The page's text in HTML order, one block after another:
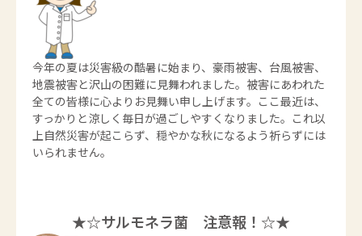
今年の夏は災害級の酷暑に始まり、豪雨被害、台風被害、
地震被害と沢山の困難に見舞われました。被害にあわれた
全ての皆様に心よりお見舞い申し上げます。ここ最近は、
すっかりと涼しく毎日が過ごしやすくなりました。これ以
上自然災害が起こらず、穏やかな秋になるよう祈らずには
いられません。
★☆サルモネラ菌 注意報！☆★